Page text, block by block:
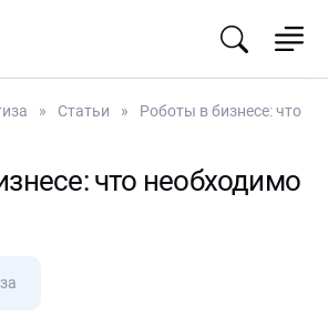
Статьи
Роботы в бизнесе: что
что необходимо
Lite3
Deep